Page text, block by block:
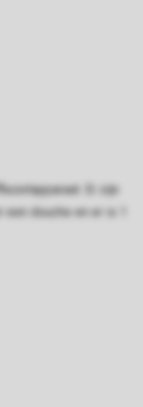
Er zijn
douche en er is 1